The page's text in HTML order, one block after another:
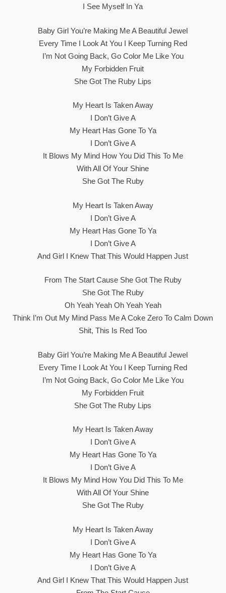
I See Myself In Ya
Baby Girl You’re Making Me A Beautiful Jewel
Every Time I Look At You I Keep Turning Red
I’m Not Going Back, Go Color Me Like You
My Forbidden Fruit
She Got The Ruby Lips
My Heart Is Taken Away
I Don’t Give A
My Heart Has Gone To Ya
I Don’t Give A
It Blows My Mind How You Did This To Me
With All Of Your Shine
She Got The Ruby
My Heart Is Taken Away
I Don’t Give A
My Heart Has Gone To Ya
I Don’t Give A
And Girl I Knew That This Would Happen Just
From The Start Cause She Got The Ruby
She Got The Ruby
Oh Yeah Yeah Oh Yeah Yeah
Think I’m Out My Mind Pass Me A Coke Zero To Calm Down
Shit, This Is Red Too
Baby Girl You’re Making Me A Beautiful Jewel
Every Time I Look At You I Keep Turning Red
I’m Not Going Back, Go Color Me Like You
My Forbidden Fruit
She Got The Ruby Lips
My Heart Is Taken Away
I Don’t Give A
My Heart Has Gone To Ya
I Don’t Give A
It Blows My Mind How You Did This To Me
With All Of Your Shine
She Got The Ruby
My Heart Is Taken Away
I Don’t Give A
My Heart Has Gone To Ya
I Don’t Give A
And Girl I Knew That This Would Happen Just